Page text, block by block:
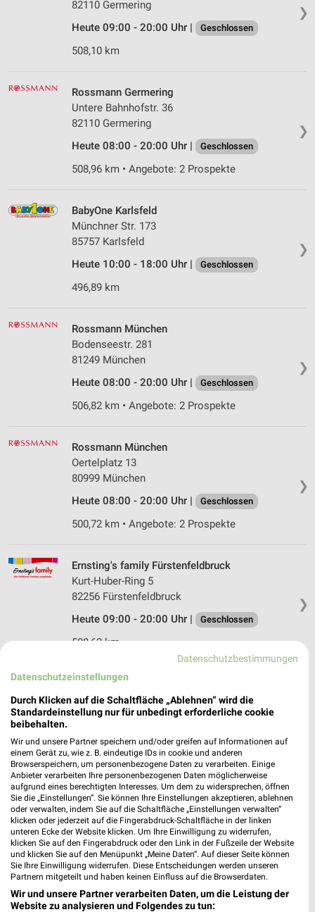
❯
82110 Germering
Heute 09:00 - 20:00 Uhr |
Geschlossen
508,10 km
❯
Rossmann Germering
Untere Bahnhofstr. 36
82110 Germering
Heute 08:00 - 20:00 Uhr |
Geschlossen
508,96 km • Angebote: 2 Prospekte
❯
BabyOne Karlsfeld
Münchner Str. 173
85757 Karlsfeld
Heute 10:00 - 18:00 Uhr |
Geschlossen
496,89 km
❯
Rossmann München
Bodenseestr. 281
81249 München
Heute 08:00 - 20:00 Uhr |
Geschlossen
506,82 km • Angebote: 2 Prospekte
❯
Rossmann München
Oertelplatz 13
80999 München
Heute 08:00 - 20:00 Uhr |
Geschlossen
500,72 km • Angebote: 2 Prospekte
❯
Ernsting's family Fürstenfeldbruck
Kurt-Huber-Ring 5
82256 Fürstenfeldbruck
Heute 09:00 - 20:00 Uhr |
Geschlossen
508,62 km
Ernsting's family München
Stockacher Straße 5
81243 München
Heute 09:00 - 20:00 Uhr | Geschlossen
505,45 km
Rossmann München
Stockacher Str. 10
81243 München
Heute 07:00 - 20:00 Uhr | Geschlossen
505,35 km • Angebote: 2 Prospekte
Datenschutzbestimmungen
Datenschutzeinstellungen
Durch Klicken auf die Schaltfläche „Ablehnen“ wird die
Standardeinstellung nur für unbedingt erforderliche cookie
beibehalten.
Wir und unsere Partner speichern und/oder greifen auf Informationen auf
einem Gerät zu, wie z. B. eindeutige IDs in cookie und anderen
Browserspeichern, um personenbezogene Daten zu verarbeiten. Einige
Anbieter verarbeiten Ihre personenbezogenen Daten möglicherweise
aufgrund eines berechtigten Interesses. Um dem zu widersprechen, öffnen
Sie die „Einstellungen“. Sie können Ihre Einstellungen akzeptieren, ablehnen
oder verwalten, indem Sie auf die Schaltfläche „Einstellungen verwalten“
klicken oder jederzeit auf die Fingerabdruck-Schaltfläche in der linken
unteren Ecke der Website klicken. Um Ihre Einwilligung zu widerrufen,
klicken Sie auf den Fingerabdruck oder den Link in der Fußzeile der Website
und klicken Sie auf den Menüpunkt „Meine Daten“. Auf dieser Seite können
Sie Ihre Einwilligung widerrufen. Diese Entscheidungen werden unseren
Partnern mitgeteilt und haben keinen Einfluss auf die Browserdaten.
Wir und unsere Partner verarbeiten Daten, um die Leistung der
Website zu analysieren und Folgendes zu tun: